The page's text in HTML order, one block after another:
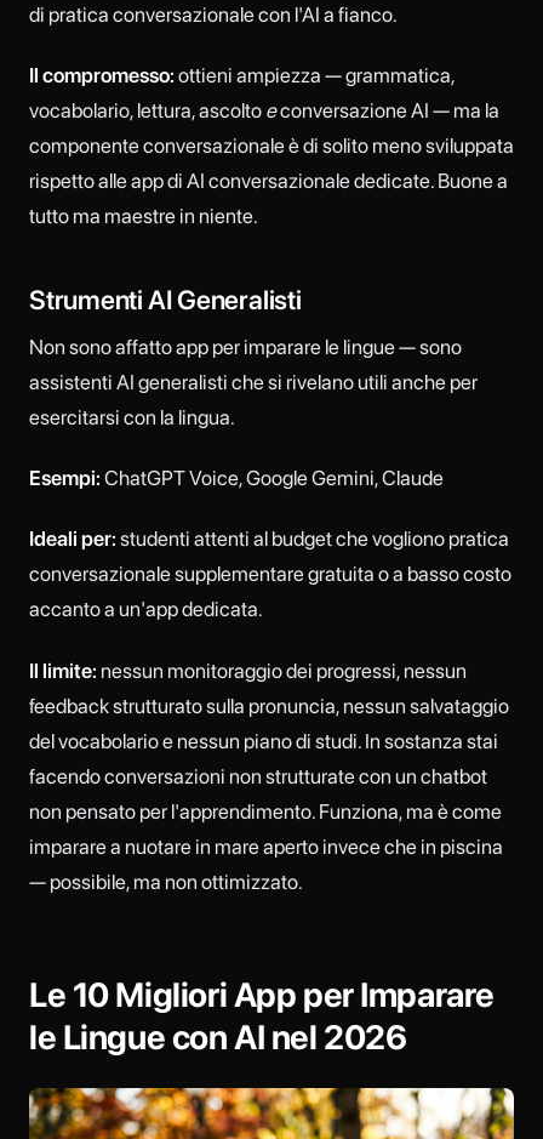
di pratica conversazionale con l'AI a fianco.
Il compromesso: ottieni ampiezza — grammatica,
vocabolario, lettura, ascolto econversazione AI — ma la
componente conversazionale è di solito meno sviluppata
rispetto alle app di AI conversazionale dedicate. Buone a
tutto ma maestre in niente.
Strumenti AI Generalisti
Non sono affatto app per imparare le lingue — sono
assistenti AI generalisti che si rivelano utili anche per
esercitarsi con la lingua.
Esempi: ChatGPT Voice, Google Gemini, Claude
Ideali per: studenti attenti al budget che vogliono pratica
conversazionale supplementare gratuita o a basso costo
accanto a un'app dedicata.
Il limite: nessun monitoraggio dei progressi, nessun
feedback strutturato sulla pronuncia, nessun salvataggio
del vocabolario e nessun piano di studi. In sostanza stai
facendo conversazioni non strutturate con un chatbot
non pensato per l'apprendimento. Funziona, ma è come
imparare a nuotare in mare aperto invece che in piscina
— possibile, ma non ottimizzato.
Le 10 Migliori App per Imparare
le Lingue con AI nel 2026